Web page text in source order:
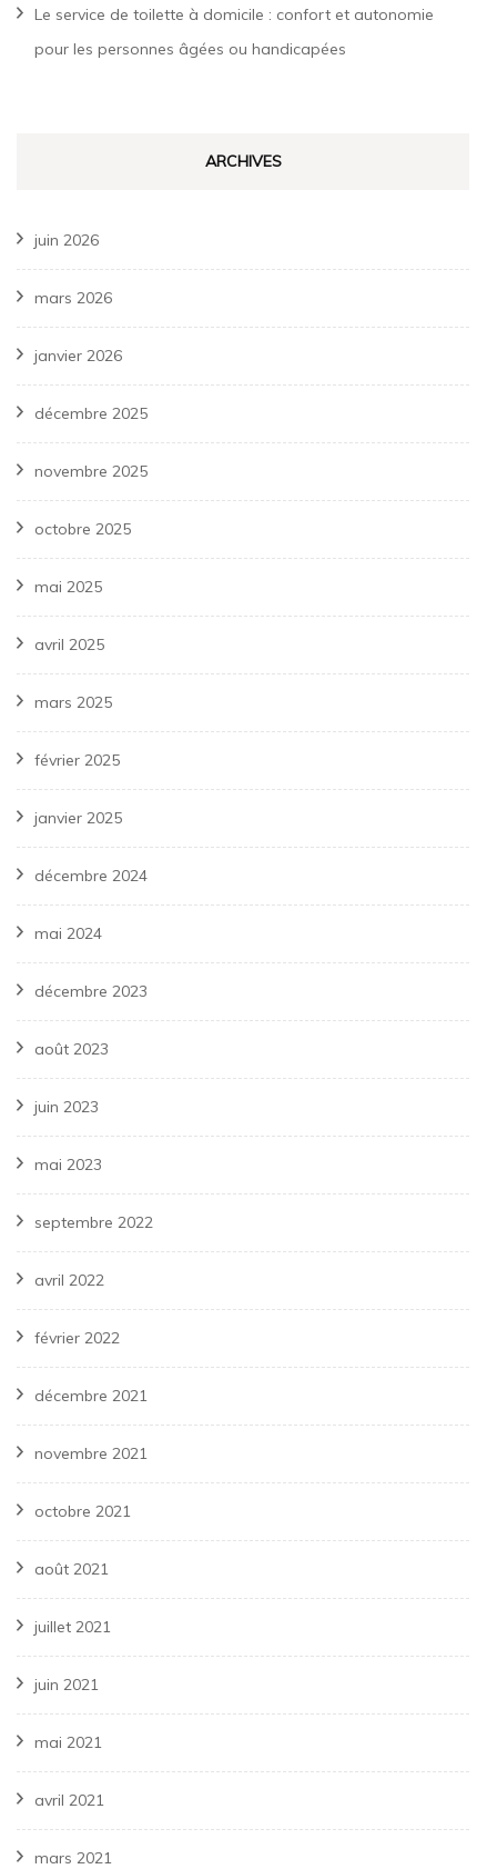
Le service de toilette à domicile : confort et autonomie
pour les personnes âgées ou handicapées
ARCHIVES
juin 2026
mars 2026
janvier 2026
décembre 2025
novembre 2025
octobre 2025
mai 2025
avril 2025
mars 2025
février 2025
janvier 2025
décembre 2024
mai 2024
décembre 2023
août 2023
juin 2023
mai 2023
septembre 2022
avril 2022
février 2022
décembre 2021
novembre 2021
octobre 2021
août 2021
juillet 2021
juin 2021
mai 2021
avril 2021
mars 2021